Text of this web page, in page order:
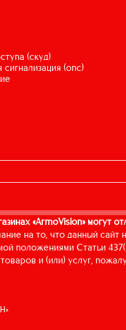
(скуд)
сигнализация (опс)
«ArmoVision» могут
на то, что данный сайт
положениями Статьи
и (или) услуг,